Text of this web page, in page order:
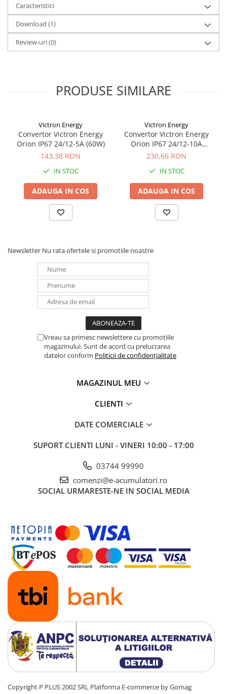
Frigidere portabile
Panouri portabile
Racire/Incalzire
structurata
Sigurante
Tablouri electrice
cabluri USB, prelungitoare USB
Cablu de date si Adaptoare
Solutii solare portabile
UPS
Acumulatori
Invertoare
Sisteme de prindere
Pompe de caldura
Borne cu surub
Nu sunt necesare instrumente speciale pentru instalare.
Siguranta de intrare
Numai pentru modelele de intrare 12V si 24V.
Caracteristici
Download (1)
Review-uri(0)
PRODUSE SIMILARE
Victron Energy
Convertor Victron Energy
Orion IP67 24/12-5A (60W)
143,38 RON
IN STOC
ADAUGA IN COS
Victron Energy
Convertor Victron Energy
Orion IP67 24/12-10A
(120W)
230,66 RON
IN STOC
ADAUGA IN COS
Newsletter Nu rata ofertele si promotiile noastre
Vreau sa primesc newslettere cu promoțiile
magazinului. Sunt de acord cu prelucrarea
datelor conform Politicii de confidențialitate
MAGAZINUL MEU
CLIENTI
DATE COMERCIALE
SUPORT CLIENTI LUNI - VINERI 10:00 - 17:00
03744 99990
comenzi@e-acumulatori.ro
SOCIAL URMARESTE-NE IN SOCIAL MEDIA
Copyright P PLUS 2002 SRL Platforma E-commerce by Gomag